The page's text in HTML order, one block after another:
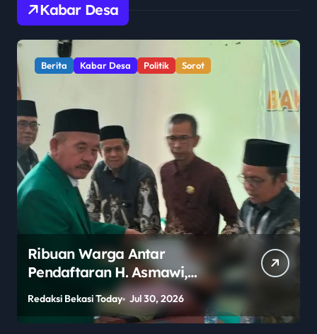
Kabar Desa
Berita Kabar Desa Politik Sorot
Ribuan Warga Antar
Pendaftaran H. Asmawi,
Dukungan Menggema:
“Lanjutkan!”
Redaksi Bekasi Today Jul 30, 2026